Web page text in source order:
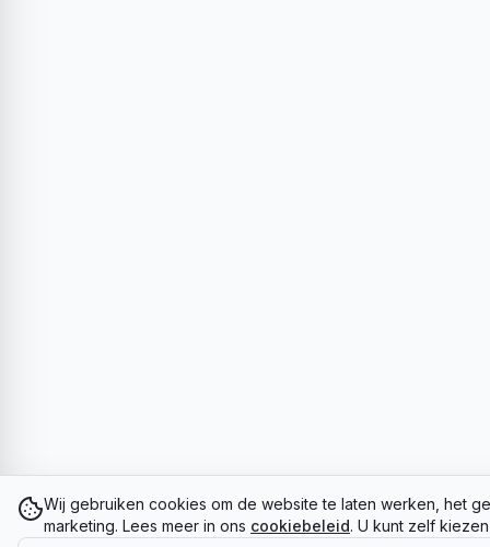
Wij gebruiken cookies om de website te laten werken, het
marketing. Lees meer in ons cookiebeleid. U kunt zelf